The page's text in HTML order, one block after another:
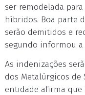
ser remodelada
híbridos. Boa parte
serão demitidos e
segundo informou a
As indenizações
dos Metalúrgicos de
entidade afirma que